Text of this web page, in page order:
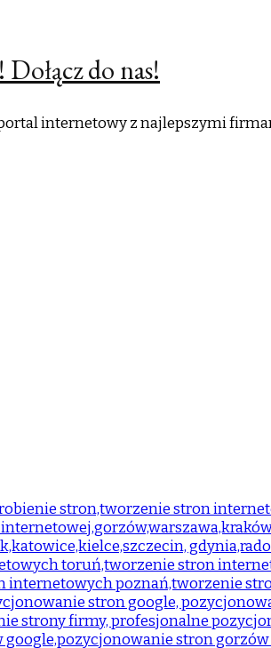
do nas!
internetowy z najlepszymi